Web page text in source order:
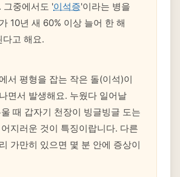
그중에서도 '이석증'이라는 병을
10년 새 60% 이상 늘어 한 해
고 해요.
서 평형을 잡는 작은 돌(이석)이
면서 발생해요. 누웠다 일어날
때 갑자기 천장이 빙글빙글 도는
지러운 것이 특징이랍니다. 다른
가만히 있으면 몇 분 안에 증상이